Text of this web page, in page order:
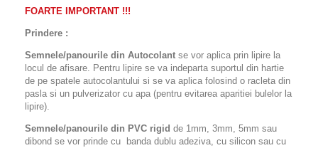
FOARTE IMPORTANT !!!
Prindere :
Semnele/panourile din Autocolant se vor aplica prin lipire la
locul de afisare. Pentru lipire se va indeparta suportul din hartie
de pe spatele autocolantului si se va aplica folosind o racleta din
pasla si un pulverizator cu apa (pentru evitarea aparitiei bulelor la
lipire).
Semnele/panourile din PVC rigid de 1mm, 3mm, 5mm sau
dibond se vor prinde cu banda dublu adeziva, cu silicon sau cu